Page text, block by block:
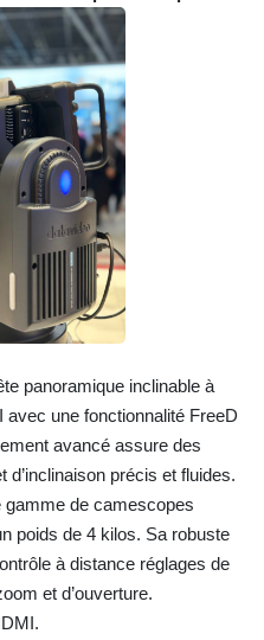
panoramique inclinable à
une fonctionnalité FreeD
avancé assure des
précis et fluides.
gamme de camescopes
poids de 4 kilos. Sa robuste
à distance réglages de
et d’ouverture.